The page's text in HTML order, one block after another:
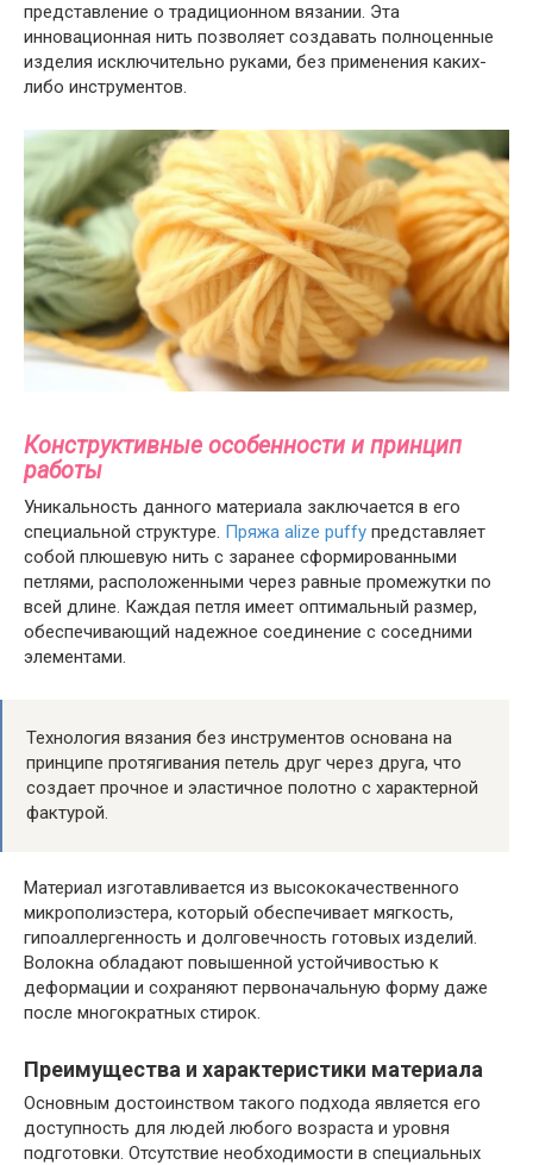
представление о традиционном вязании. Эта
инновационная нить позволяет создавать полноценные
изделия исключительно руками, без применения каких-
либо инструментов.
Конструктивные особенности и принцип
работы
Уникальность данного материала заключается в его
специальной структуре. Пряжа alize puffy представляет
собой плюшевую нить с заранее сформированными
петлями, расположенными через равные промежутки по
всей длине. Каждая петля имеет оптимальный размер,
обеспечивающий надежное соединение с соседними
элементами.
Технология вязания без инструментов основана на
принципе протягивания петель друг через друга, что
создает прочное и эластичное полотно с характерной
фактурой.
Материал изготавливается из высококачественного
микрополиэстера, который обеспечивает мягкость,
гипоаллергенность и долговечность готовых изделий.
Волокна обладают повышенной устойчивостью к
деформации и сохраняют первоначальную форму даже
после многократных стирок.
Преимущества и характеристики материала
Основным достоинством такого подхода является его
доступность для людей любого возраста и уровня
подготовки. Отсутствие необходимости в специальных